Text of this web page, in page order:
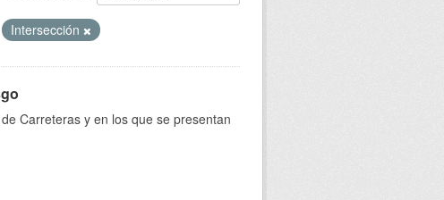
Intersección
Carreteras y en los que se presentan